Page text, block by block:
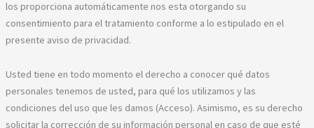
los proporciona automáticamente nos esta otorgando su
consentimiento para el tratamiento conforme a lo estipulado en el
presente aviso de privacidad.
Usted tiene en todo momento el derecho a conocer qué datos
personales tenemos de usted, para qué los utilizamos y las
condiciones del uso que les damos (Acceso). Asimismo, es su derecho
solicitar la corrección de su información personal en caso de que esté